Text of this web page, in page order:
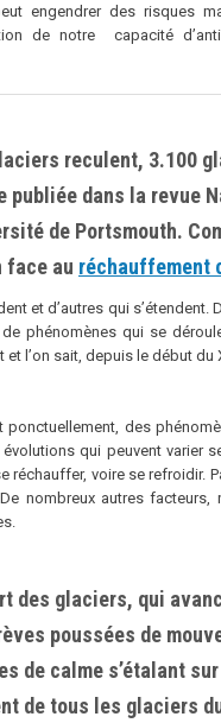
engendrer des risques
de notre capacité
reculent, 3.100
publiée dans la revue
de Portsmouth.
face au réchauffement
et dʼautres qui sʼétendent.
phénomènes qui se
lʼon sait, depuis le début
des
qui peuvent varier
voire se refroidir.
nombreux autres facteurs,
des glaciers, qui
poussées de
de calme s’étalant
de tous les glaciers